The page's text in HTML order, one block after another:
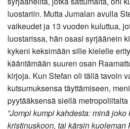
luostariin. Mutta Jumalan avulla
vaikeudet ja 13 vuoden kuluttua,
luostarissa, hän osasi syrjäänein
kykeni keksimään sille kielelle
kääntämään suuren osan
kirjoja. Kun Stefan oli tällä tavoin
kutsumuksensa täyttämiseen,
pyytääksensä siellä
”Jompi kumpi kahdesta: minä
kristinuskoon, tai kärsin kuoleman